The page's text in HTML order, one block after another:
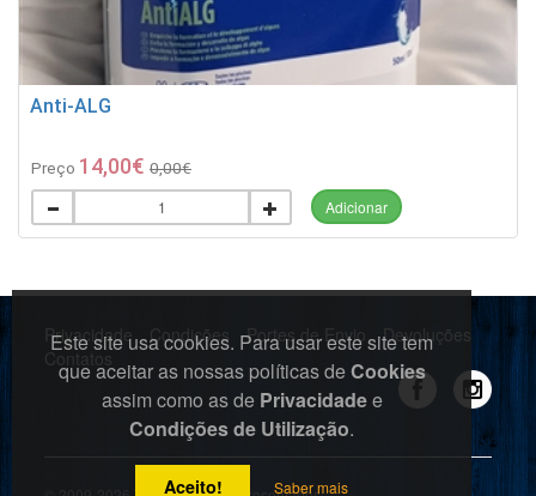
Anti-ALG
Preço 14,00€ 0,00€
Adicionar
Privacidade Condições Portes de Envio
Devoluções
Contatos
Este site usa cookies. Para usar este site tem
que aceitar as nossas políticas deCookies
assim como as de Privacidadee
Condições de Utilização.
Aceito! Saber mais